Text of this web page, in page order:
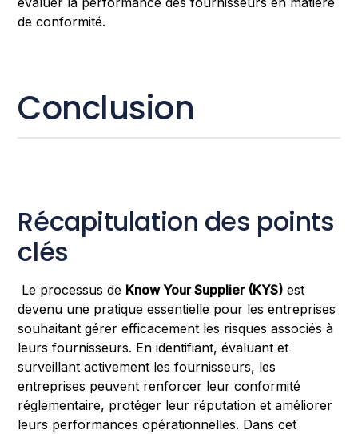
de conformité.
Conclusion
Récapitulation des points
clés
Le processus de Know Your Supplier (KYS) est
devenu une pratique essentielle pour les entreprises
souhaitant gérer efficacement les risques associés à
leurs fournisseurs. En identifiant, évaluant et
surveillant activement les fournisseurs, les
entreprises peuvent renforcer leur conformité
réglementaire, protéger leur réputation et améliorer
leurs performances opérationnelles. Dans cet